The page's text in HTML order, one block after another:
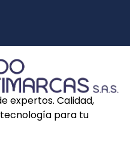
expertos. Calidad,
para tu